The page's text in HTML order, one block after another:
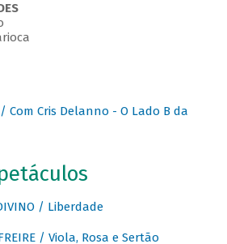
/ Com Cris Delanno - O Lado B da
/ Liberdade
/ Viola, Rosa e Sertão